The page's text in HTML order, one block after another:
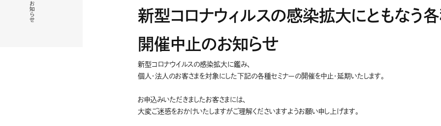
お知らせ
新型コロナウィルスの感染拡大にともなう
開催中止のお知らせ
新型コロナウイルスの感染拡大に鑑み、
個人・法人のお客さまを対象にした下記の各種セミナーの開催を中止・延期いたします。
お申込みいただきましたお客さまには、
大変ご迷惑をおかけいたしますがご理解くださいますようお願い申し上げます。